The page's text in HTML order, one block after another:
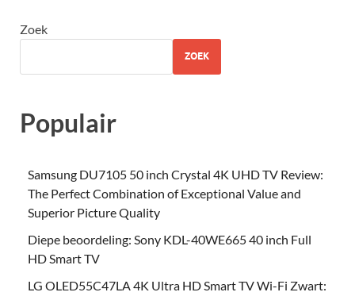
Zoek
ZOEK
Populair
Samsung DU7105 50 inch Crystal 4K UHD TV Review:
The Perfect Combination of Exceptional Value and
Superior Picture Quality
Diepe beoordeling: Sony KDL-40WE665 40 inch Full
HD Smart TV
LG OLED55C47LA 4K Ultra HD Smart TV Wi-Fi Zwart: